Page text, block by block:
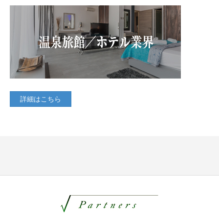
詳細はこちら